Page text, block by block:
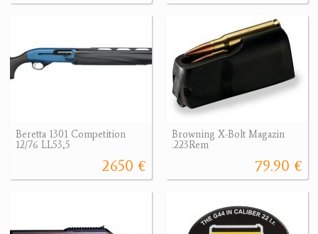
Beretta 1301 Competition
12/76 LL53,5
2650 €
Browning X-Bolt Magazin
.223Rem
79.90 €